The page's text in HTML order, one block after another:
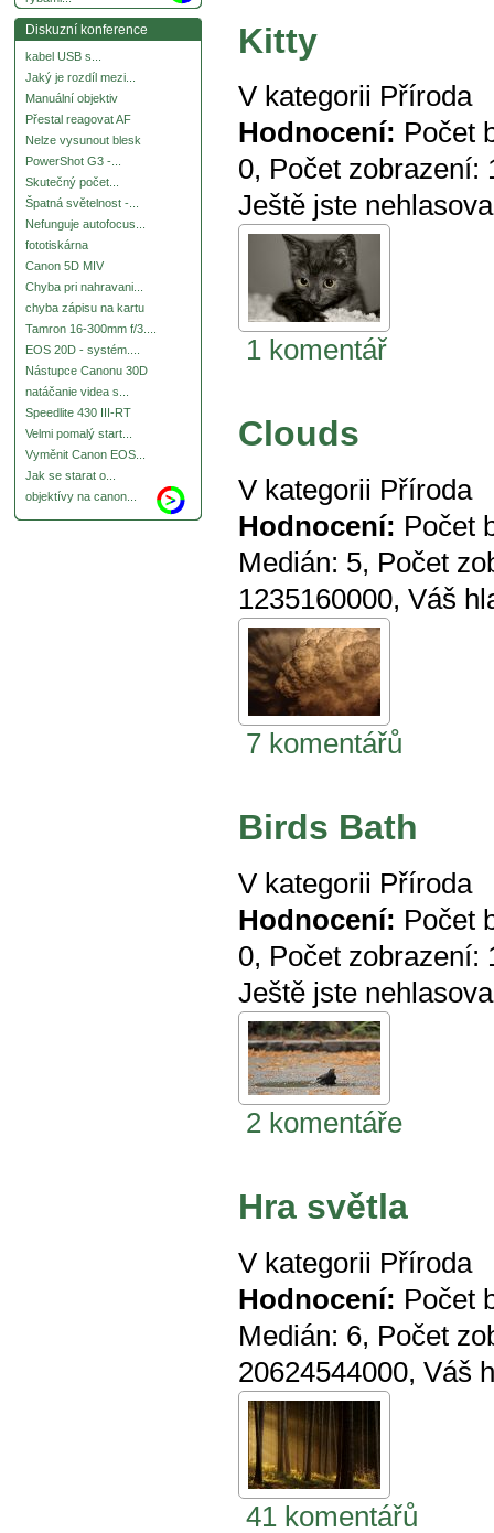
Diskuzní konference
kabel USB s...
Jaký je rozdíl mezi...
Manuální objektiv
Přestal reagovat AF
Nelze vysunout blesk
PowerShot G3 -...
Skutečný počet...
Špatná světelnost -...
Nefunguje autofocus...
fototiskárna
Canon 5D MIV
Chyba pri nahravani...
chyba zápisu na kartu
Tamron 16-300mm f/3....
EOS 20D - systém....
Nástupce Canonu 30D
natáčanie videa s...
Speedlite 430 III-RT
Velmi pomalý start...
Vyměnit Canon EOS...
Jak se starat o...
objektívy na canon...
Kitty
V kategorii Příroda
Hodnocení: Počet
0, Počet zobrazení:
Ještě jste
1 komentář
Clouds
V kategorii Příroda
Hodnocení: Počet
Medián: 5, Počet
1235160000, Váš
7 komentářů
Birds Bath
V kategorii Příroda
Hodnocení: Počet
0, Počet zobrazení:
Ještě jste
2 komentáře
Hra světla
V kategorii Příroda
Hodnocení: Počet
Medián: 6, Počet
20624544000, Váš
41 komentářů